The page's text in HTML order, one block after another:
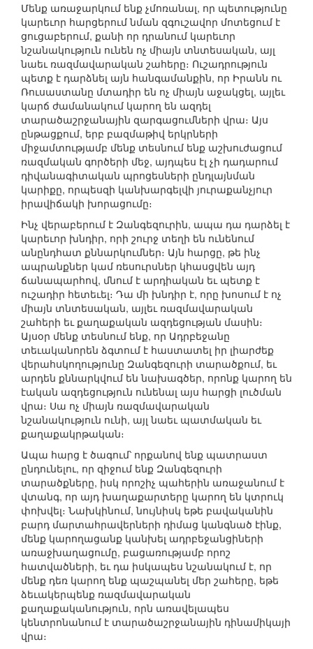
Մենք առաջարկում ենք չմոռանալ, որ պետությունը
կարեւոր հարցերում նման զգուշավոր մոտեցում է
ցուցաբերում, քանի որ դրանում կարեւոր
նշանակություն ունեն ոչ միայն տնտեսական, այլ
նաեւ ռազմավարական շահերը։ Ուշադրություն
պետք է դարձնել այն հանգամանքին, որ Իրանն ու
Ռուսաստանը մտադիր են ոչ միայն աջակցել, այլեւ
կարճ ժամանակում կարող են ազդել
տարածաշրջանային զարգացումների վրա։ Այս
ընթացքում, երբ բազմաթիվ երկրների
միջամտությամբ մենք տեսնում ենք աշխուժացում
ռազմական գործերի մեջ, այդպես էլ չի դադարում
դիվանագիտական պրոցեսների ընդլայնման
կարիքը, որպեսզի կանխարգելվի յուրաքանչյուր
իրավիճակի խորացումը։
Ինչ վերաբերում է Զանգեզուրին, ապա դա դարձել է
կարեւոր խնդիր, որի շուրջ տեղի են ունենում
անընդհատ քննարկումներ։ Այն հարցը, թե ինչ
ապրանքներ կամ ռեսուրսներ կհասցվեն այդ
ճանապարհով, մնում է արդիական եւ պետք է
ուշադիր հետեւել։ Դա մի խնդիր է, որը խոսում է ոչ
միայն տնտեսական, այլեւ ռազմավարական
շահերի եւ քաղաքական ազդեցության մասին։
Այսօր մենք տեսնում ենք, որ Ադրբեջանը
տեւականորեն ձգտում է հաստատել իր լիարժեք
վերահսկողությունը Զանգեզուրի տարածքում, եւ
արդեն քննարկվում են նախագծեր, որոնք կարող են
էական ազդեցություն ունենալ այս հարցի լուծման
վրա։ Սա ոչ միայն ռազմավարական
նշանակություն ունի, այլ նաեւ պատմական եւ
քաղաքակրթական։
Ապա հարց է ծագում՝ որքանով ենք պատրաստ
ընդունելու, որ զիջում ենք Զանգեզուրի
տարածքները, իսկ որոշիչ պահերին առաջանում է
վտանգ, որ այդ խաղաքարտերը կարող են կտրուկ
փոխվել։ Նախկինում, նույնիսկ եթե բավականին
բարդ մարտահրավերների դիմաց կանգնած էինք,
մենք կարողացանք կանխել ադրբեջանցիների
առաջխաղացումը, բացառությամբ որոշ
հատվածների, եւ դա իսկապես նշանակում է, որ
մենք դեռ կարող ենք պաշպանել մեր շահերը, եթե
ձեւակերպենք ռազմավարական
քաղաքականություն, որն առավելապես
կենտրոնանում է տարածաշրջանային դինամիկայի
վրա։